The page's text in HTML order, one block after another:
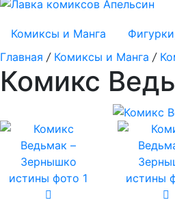
Комиксы и Манга
Главная / Комиксы и Манга /
Комикс